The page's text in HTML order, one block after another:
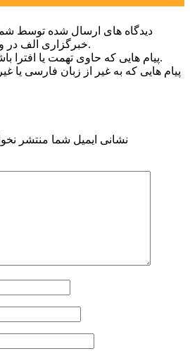
دیدگاه های ارسال شده توسط
خبرگزاری الف در وب منتشر خواهد شد.
پیام هایی که حاوی تهمت یا افترا باشد منتشر نخواهد شد.
پیام هایی که به غیر از زبان فارسی یا
نشانی ایمیل شما منتشر